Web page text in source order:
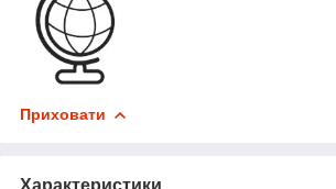
Приховати
Характеристики